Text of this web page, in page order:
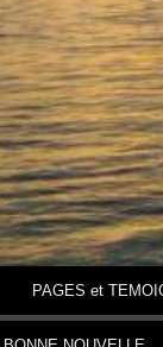
PAGES et